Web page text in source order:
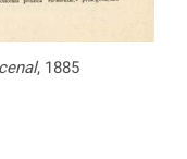
, 1885